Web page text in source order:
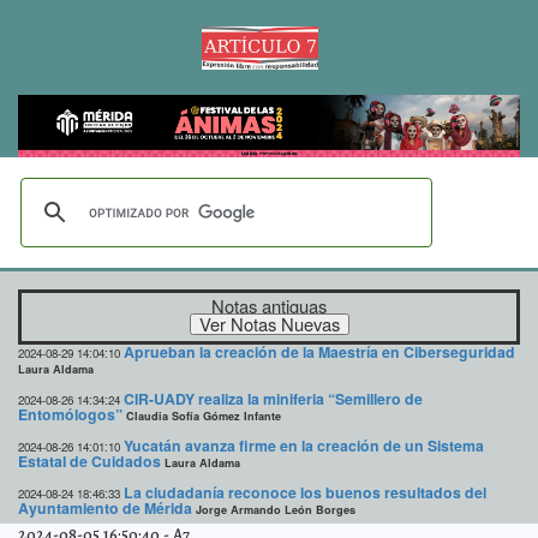
Notas antiguas
2024-08-29 14:04:10 Aprueban la creación de la Maestría en Ciberseguridad
Laura Aldama
2024-08-26 14:34:24 CIR-UADY realiza la miniferia “Semillero de
Entomólogos” Claudia Sofía Gómez Infante
2024-08-26 14:01:10 Yucatán avanza firme en la creación de un Sistema
Estatal de Cuidados Laura Aldama
2024-08-24 18:46:33 La ciudadanía reconoce los buenos resultados del
Ayuntamiento de Mérida Jorge Armando León Borges